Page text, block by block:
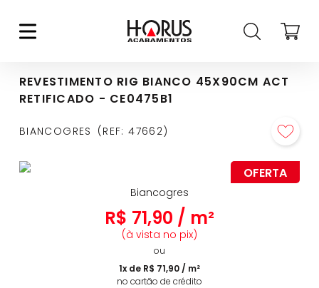
REVESTIMENTO RIG BIANCO 45X90CM ACT
RETIFICADO - CE0475B1
BIANCOGRES REF:47662
OFERTA
Biancogres
R$ 71,90 / m²
(à vista no pix)
ou
1x de R$ 71,90 / m²
no cartão de crédito